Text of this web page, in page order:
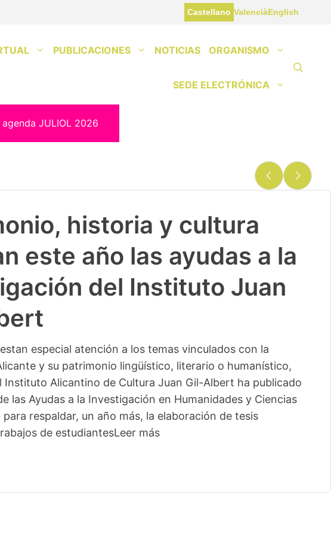
Castellano ValenciàEnglish
PUBLICACIONES NOTICIAS ORGANISMO
SEDE ELECTRÓNICA
JULIOL 2026
historia y cultura
este año las ayudas a la
del Instituto Juan
especial atención a los temas vinculados con la
y su patrimonio lingüístico, literario o humanístico,
Instituto Alicantino de Cultura Juan Gil-Albert ha publicado
las Ayudas a la Investigación en Humanidades y Ciencias
para respaldar, un año más, la elaboración de tesis
de estudiantesLeer más